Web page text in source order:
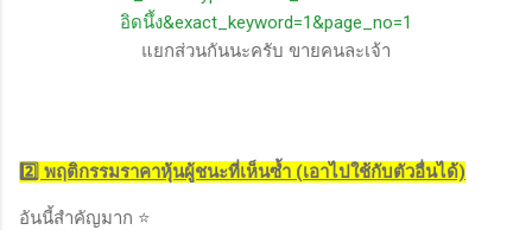
อิดนึ้ง&exact_keyword=1&page_no=1
แยกส่วนกันนะครับ ขายคนละเจ้า
2️⃣ พฤติกรรมราคาหุ้นผู้ชนะที่เห็นซ้ำ (เอาไปใช้กับตัวอื่นได้)
อันนี้สำคัญมาก ⭐